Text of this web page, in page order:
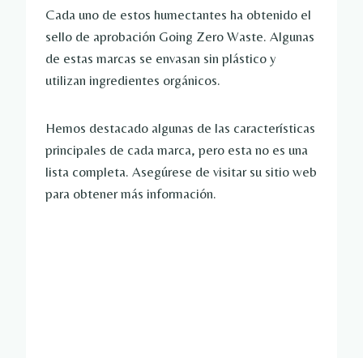
Cada uno de estos humectantes ha obtenido el
sello de aprobación Going Zero Waste. Algunas
de estas marcas se envasan sin plástico y
utilizan ingredientes orgánicos.
Hemos destacado algunas de las características
principales de cada marca, pero esta no es una
lista completa. Asegúrese de visitar su sitio web
para obtener más información.